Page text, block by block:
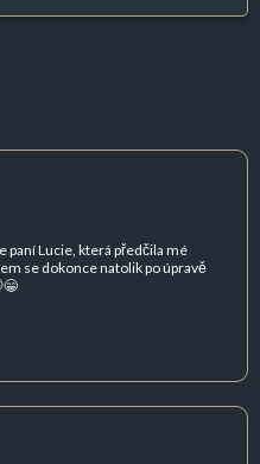
paní Lucie, která předčila mé
se dokonce natolik po úpravě